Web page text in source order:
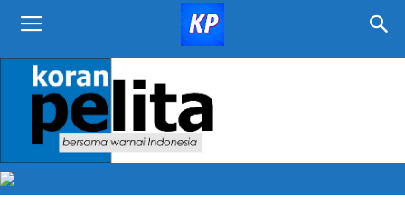
KORAN
PELITA